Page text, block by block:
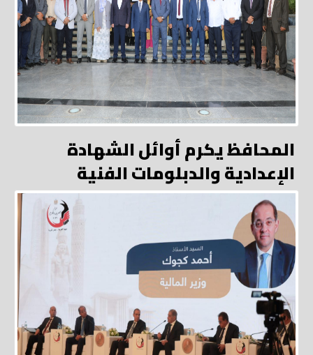
المحافظ يكرم أوائل الشهادة
الإعدادية والدبلومات الفنية